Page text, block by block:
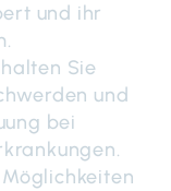
und ihr
Sie
und
bei